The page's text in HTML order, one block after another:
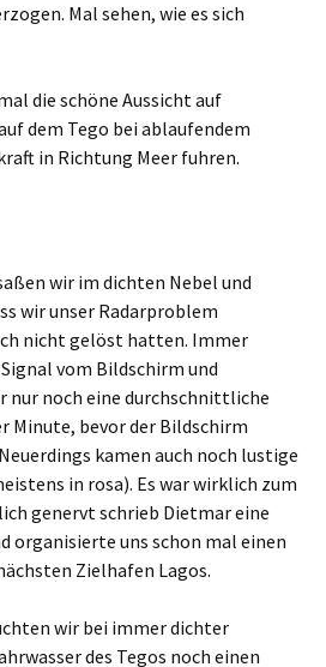
Mal sehen, wie es sich
die schöne Aussicht auf
dem Tego bei ablaufendem
in Richtung Meer fuhren.
wir im dichten Nebel und
wir unser Radarproblem
nicht gelöst hatten. Immer
vom Bildschirm und
noch eine durchschnittliche
Minute, bevor der Bildschirm
kamen auch noch lustige
in rosa). Es war wirklich zum
genervt schrieb Dietmar eine
organisierte uns schon mal einen
Zielhafen Lagos.
wir bei immer dichter
des Tegos noch einen